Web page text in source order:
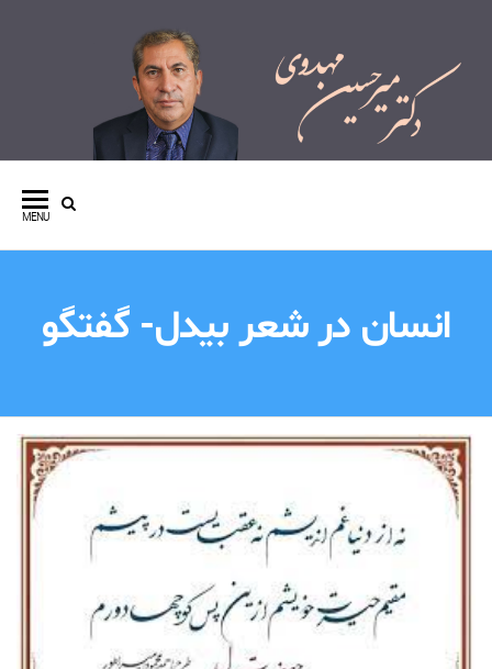
وبسایت شخصی دکتر میرحسین
مهدوی
MENU
انسان در شعر بیدل- گفتگو